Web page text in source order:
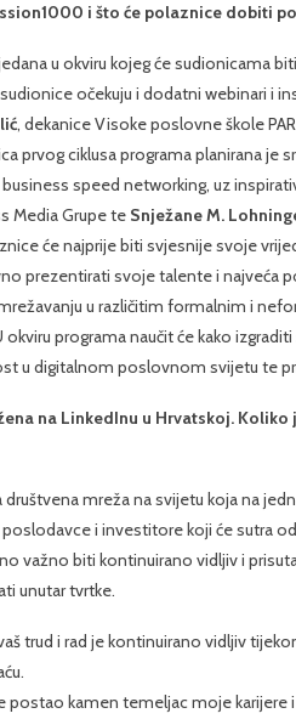
i što će polaznice dobiti
u okviru kojeg će sudionicama
očekuju i dodatni webinari i
, dekanice Visoke poslovne škole
prvog ciklusa programa planirana je
speed networking, uz
Media Grupe te Snježane M.
će najprije biti svjesnije svoje
prezentirati svoje talente i najveća
u različitim formalnim i
okviru programa naučit će kako
u digitalnom poslovnom svijetu te
na LinkedInu u Hrvatskoj.
mreža na svijetu koja na
i investitore koji će sutra
važno biti kontinuirano vidljiv i
unutar tvrtke.
trud i rad je kontinuirano vidljiv
postao kamen temeljac moje karijere